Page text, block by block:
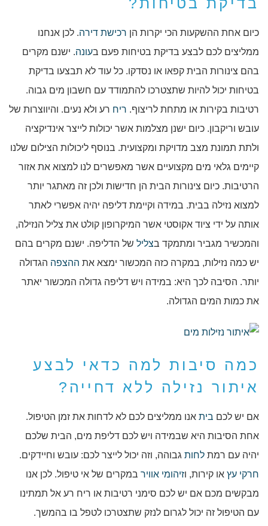
כיום אחת ההשקעות הכי יקרות הן רכישת דירה. לכן אנחנו
ממליצים לכם לבצע בדיקת בטיחות פעם בעונה. ישנם מקרים
בהם צינורות הבית קפאו או נסדקו. כל עוד לא תבצעו בדיקת
בטיחות יכול להיות שתצטרכו להתמודד עם חשבון מים גבוה.
רטיבות בקירות או מתחת לריצוף. ריח רע ולא נעים. והיווצרות של
עובש וריקבון. כיום ישנן מצלמות אשר יכולות לייצר אינדיקציה
ולתת תמונת מצב מדויקת ומקצועית. בנוסף ליכולות הצילום שלנו
קיימים גלאי מים מקצועיים אשר מאפשרים לנו למצוא את אזור
הרטיבות. כיום צינורות הבית הן חדישות ולכן זה מאתגר יותר
למצוא נזילה בבית. במידה וקיימת דליפה יהיה אפשרי לאתר
אותה על ידי ציוד אקוסטי אשר המיקרופון קולט את צליל הנזילה,
והמכשיר מגביר ומתמקד בצליל של הדליפה. ישנם מקרים בהם
יש כמה נזילות, במקרה כזה המכשור ימצא את ההצפה הגדולה
יותר. הסיבה לכך היא: במידה ויש דליפה גדולה המכשור יאתר
את כמות המים הגדולה.
כמה סיבות למה כדאי לבצע
איתור נזילה ללא דחייה?
אם יש לכם בית אנו ממליצים לכם לא לדחות את זמן הטיפול.
אחת הסיבות היא שבמידה ויש לכם דליפת מים, הבית שלכם
יהיה עם רמת לחות גבוהה, וזה יכול לייצר לכם: עובש וחיידקים.
חרקי עץ או קירות, וזיהומי אוויר במקרים של אי טיפול. לכן אנו
מבקשים מכם אם יש לכם סימני רטיבות או ריח רע אל תמתינו
עם הטיפול זה יכול לגרום לנזק שתצטרכו לטפל בו בהמשך.